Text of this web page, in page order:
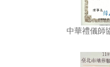
中華禮儀師